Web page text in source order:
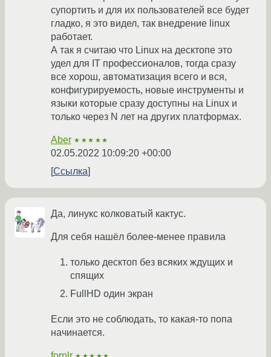
супортить и для их пользователей все будет
гладко, я это видел, так внедрение linux
работает.
А так я считаю что Linux на десктопе это
удел для IT профессионалов, тогда сразу
все хорош, автоматизация всего и вся,
конфигурируемость, новые инструменты и
языки которые сразу доступны на Linux и
только через N лет на других платформах.
Aber ★★★★★
02.05.2022 10:09:20 +00:00
Ссылка
Да, линукс колковатый кактус.
Для себя нашёл более-менее правила
только десктоп без всяких ждущих и
спящих
FullHD один экран
Если это не соблюдать, то какая-то попа
начинается.